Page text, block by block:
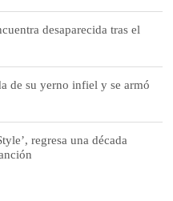
desaparecida tras el
de su yerno infiel y se armó
regresa una década